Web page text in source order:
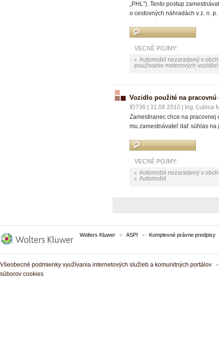
„PHL"). Tento postup
o cestovných náhradách v z. n.
VECNÉ POJMY:
Automobil nezaradený v
používanie motorových vozidiel
Vozidlo použité na pracovnú
ID736 31.08.2010
Ing. Ľubica
Zamestnanec chce na
mu zamestnávateľ dať súhlas
VECNÉ POJMY:
Automobil nezaradený v
Automobil
Wolters Kluwer ASPI Komplexné právne predpisy
Všeobecné podmienky využívania internetových služieb a komunitných portálov
súborov cookies